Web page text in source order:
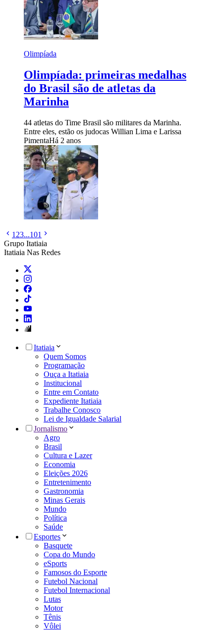
Olimpíada
Olimpíada: primeiras medalhas
do Brasil são de atletas da
Marinha
44 atletas do Time Brasil são militares da Marinha.
Entre eles, estão os judocas Willian Lima e Larissa
PimentaHá 2 anos
1 23...101
Grupo Itatiaia
Itatiaia Nas Redes
Itatiaia
Quem Somos
Programação
Ouça a Itatiaia
Institucional
Entre em Contato
Expediente Itatiaia
Trabalhe Conosco
Lei de Igualdade Salarial
Jornalismo
Agro
Brasil
Cultura e Lazer
Economia
Eleições 2026
Entretenimento
Gastronomia
Minas Gerais
Mundo
Política
Saúde
Esportes
Basquete
Copa do Mundo
eSports
Famosos do Esporte
Futebol Nacional
Futebol Internacional
Lutas
Motor
Tênis
Vôlei